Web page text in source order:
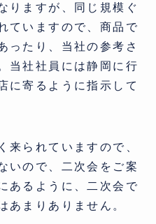
りますが、同じ規模ぐ
ていますので、商品で
ったり、当社の参考さ
当社社員には静岡に行
に寄るように指示して
来られていますので、
いので、二次会をご案
あるように、二次会で
あまりありません。